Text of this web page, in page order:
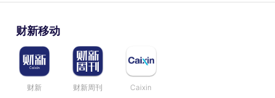
财新移动
财新 财新周刊 Caixin